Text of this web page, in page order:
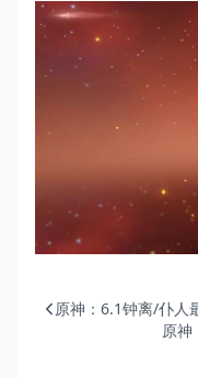
原神：6.1钟离/仆人
原神